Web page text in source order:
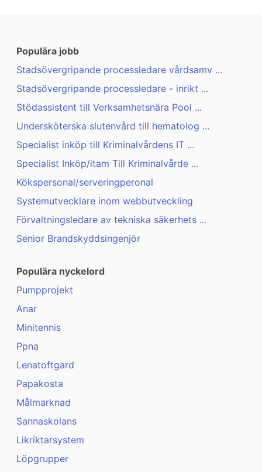
Populära jobb
Stadsövergripande processledare vårdsamv ...
Stadsövergripande processledare - inrikt ...
Stödassistent till Verksamhetsnära Pool ...
Undersköterska slutenvård till hematolog ...
Specialist inköp till Kriminalvårdens IT ...
Specialist Inköp/itam Till Kriminalvårde ...
Kökspersonal/serveringperonal
Systemutvecklare inom webbutveckling
Förvaltningsledare av tekniska säkerhets ...
Senior Brandskyddsingenjör
Populära nyckelord
Pumpprojekt
Anar
Minitennis
Ppna
Lenatoftgard
Papakosta
Målmarknad
Sannaskolans
Likriktarsystem
Löpgrupper